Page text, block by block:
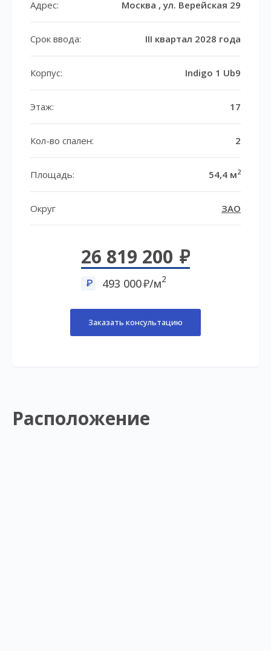
Адрес: Москва , ул. Верейская 29
Срок ввода: III квартал 2028 года
Корпус: Indigo 1 Ub9
Этаж: 17
Кол-во спален: 2
Площадь: 54,4 м2
Округ ЗАО
26 819 200
493 000 /м2
Заказать консультацию
Расположение